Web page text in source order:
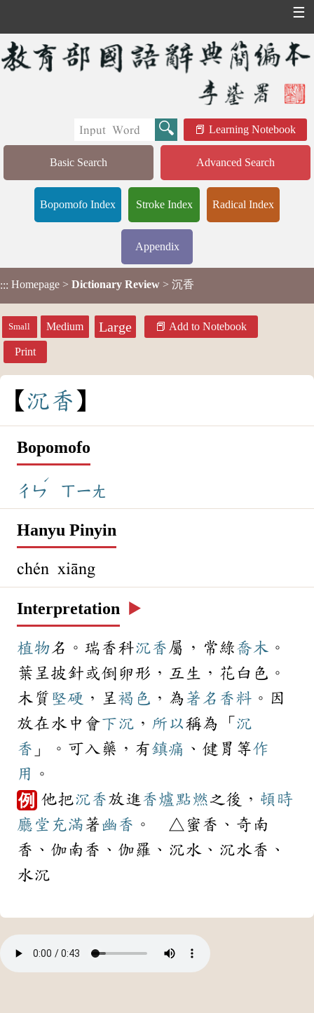
☰
Learning Notebook
Basic Search Advanced Search
Bopomofo Index Stroke Index Radical Index
Appendix
::: Homepage > Dictionary Review > 沉香
Small Medium Large Add to Notebook
Print
沉香
Bopomofo
ㄔㄣ
ˊ
ㄒㄧㄤ
Hanyu Pinyin
chén xiāng
Interpretation ▶️
植物 名。瑞香科沉香 屬，常綠喬木 。
葉呈披針或倒卵形，互生，花白色。
木質 堅硬 ，呈 褐色 ，為 著名 香料 。因
放在水中會下沉 ， 所以稱為「 沉
香 」。可入藥，有鎮痛 、健胃等作
用 。
例 他把沉香放進香爐 點燃 之後， 頓時
廳堂 充滿 著幽香 。 △蜜香、奇南
香、伽南香、伽羅、沉水、沉水香、
水沉